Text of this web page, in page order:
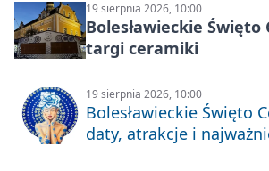
19 sierpnia 2026, 10:00
Bolesławieckie Święto
targi ceramiki
19 sierpnia 2026, 10:00
Bolesławieckie Święto
daty, atrakcje i